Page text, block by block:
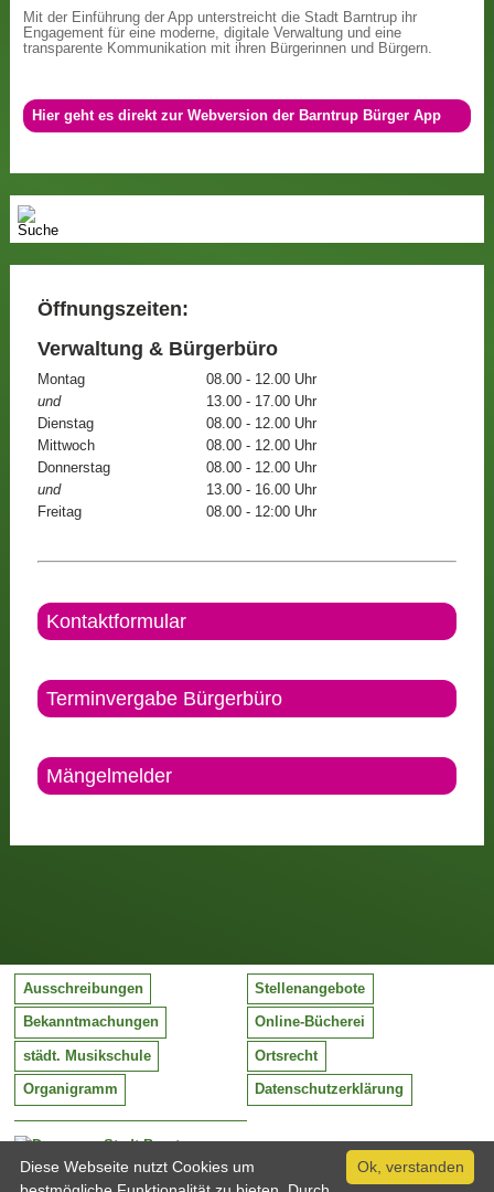
Mit der Einführung der App unterstreicht die Stadt Barntrup ihr
Engagement für eine moderne, digitale Verwaltung und eine
transparente Kommunikation mit ihren Bürgerinnen und Bürgern.
Hier geht es direkt zur Webversion der Barntrup Bürger App
Öffnungszeiten:
Verwaltung & Bürgerbüro
Montag
08.00 - 12.00 Uhr
und
13.00 - 17.00 Uhr
Dienstag
08.00 - 12.00 Uhr
Mittwoch
08.00 - 12.00 Uhr
Donnerstag
08.00 - 12.00 Uhr
und
13.00 - 16.00 Uhr
Freitag
08.00 - 12:00 Uhr
Kontaktformular
Terminvergabe Bürgerbüro
Mängelmelder
Stadt Barntrup
Mittelstraße 38
32683 Barntrup
Ausschreibungen Stellenangebote
Bekanntmachungen Online-Bücherei
städt. Musikschule Ortsrecht
Organigramm Datenschutzerklärung
Ok, verstanden
Diese Webseite nutzt Cookies um